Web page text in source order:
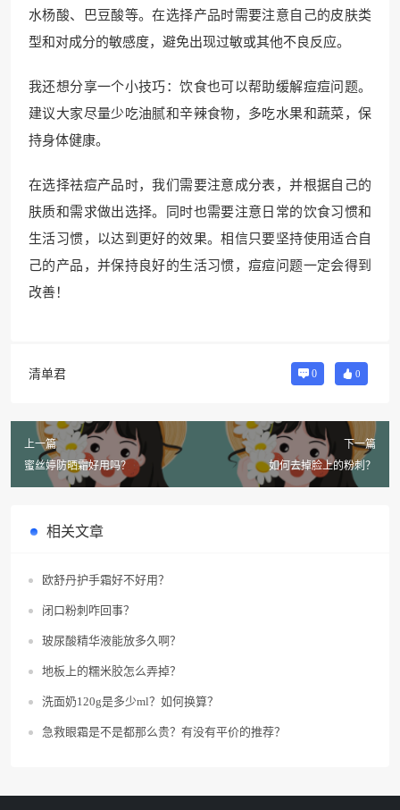
水杨酸、巴豆酸等。在选择产品时需要注意自己的皮肤类
型和对成分的敏感度，避免出现过敏或其他不良反应。
我还想分享一个小技巧：饮食也可以帮助缓解痘痘问题。
建议大家尽量少吃油腻和辛辣食物，多吃水果和蔬菜，保
持身体健康。
在选择祛痘产品时，我们需要注意成分表，并根据自己的
肤质和需求做出选择。同时也需要注意日常的饮食习惯和
生活习惯，以达到更好的效果。相信只要坚持使用适合自
己的产品，并保持良好的生活习惯，痘痘问题一定会得到
改善！
清单君 0 0
上一篇
蜜丝婷防晒霜好用吗？
下一篇
如何去掉脸上的粉刺？
相关文章
欧舒丹护手霜好不好用？
闭口粉刺咋回事？
玻尿酸精华液能放多久啊？
地板上的糯米胶怎么弄掉？
洗面奶120g是多少ml？如何换算？
急救眼霜是不是都那么贵？有没有平价的推荐？